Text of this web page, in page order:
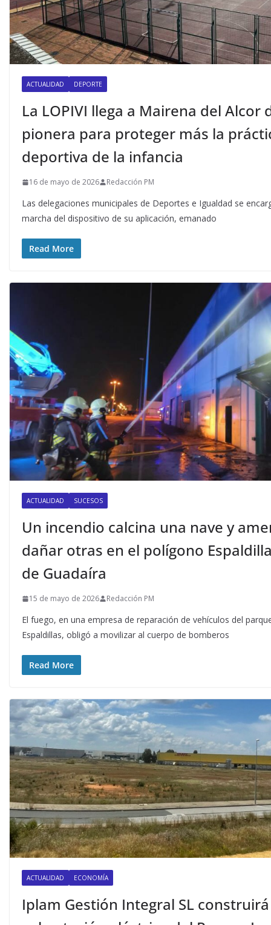
ACTUALIDAD DEPORTE
La LOPIVI llega a Mairena del Alcor
pionera para proteger más la
deportiva de la infancia
16 de mayo de 2026 Redacción PM
Las delegaciones municipales de Deportes e Igualdad se
marcha del dispositivo de su aplicación, emanado
Read More
ACTUALIDAD SUCESOS
Un incendio calcina una nave y
dañar otras en el polígono
de Guadaíra
15 de mayo de 2026 Redacción PM
El fuego, en una empresa de reparación de vehículos del
Espaldillas, obligó a movilizar al cuerpo de bomberos
Read More
ACTUALIDAD ECONOMÍA
Iplam Gestión Integral SL